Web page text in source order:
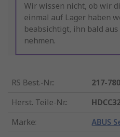
Wir wissen nicht, ob wir
einmal auf Lager haben
beabsichtigt, ihn bald
nehmen.
RS Best.-Nr.:
217-
Herst. Teile-Nr.:
Marke: ABUS